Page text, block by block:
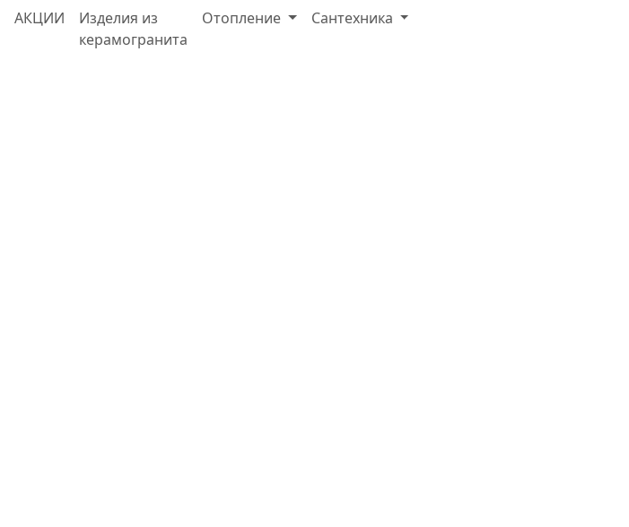
АКЦИИ
Изделия из
керамогранита
Отопление Сантехника